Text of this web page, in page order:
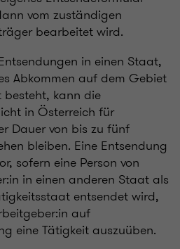
vom zuständigen
bearbeitet wird.
in einen Staat,
Abkommen auf dem Gebiet
besteht, kann die
in Österreich für
Dauer von bis zu fünf
bleiben. Eine Entsendung
sofern eine Person von
in einen anderen Staat als
entsendet wird,
auf
eine Tätigkeit auszuüben.